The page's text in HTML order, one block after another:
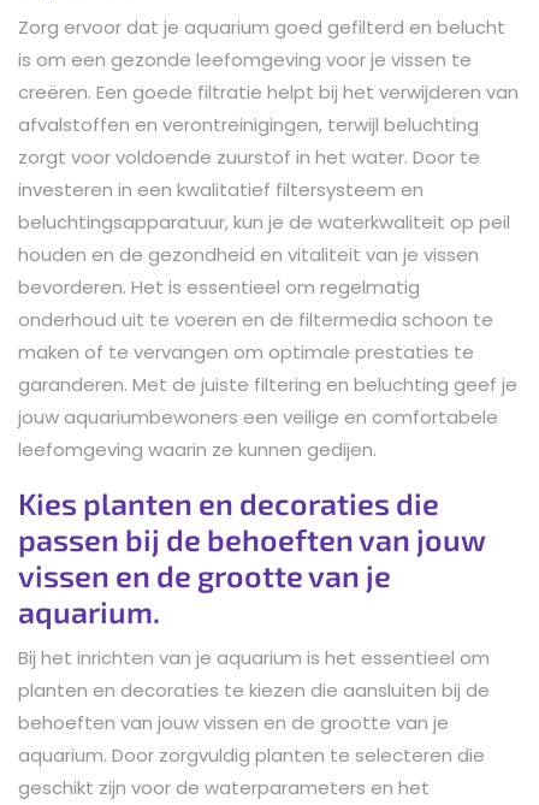
Zorg ervoor dat je aquarium goed gefilterd en belucht
is om een gezonde leefomgeving voor je vissen te
creëren. Een goede filtratie helpt bij het verwijderen van
afvalstoffen en verontreinigingen, terwijl beluchting
zorgt voor voldoende zuurstof in het water. Door te
investeren in een kwalitatief filtersysteem en
beluchtingsapparatuur, kun je de waterkwaliteit op peil
houden en de gezondheid en vitaliteit van je vissen
bevorderen. Het is essentieel om regelmatig
onderhoud uit te voeren en de filtermedia schoon te
maken of te vervangen om optimale prestaties te
garanderen. Met de juiste filtering en beluchting geef je
jouw aquariumbewoners een veilige en comfortabele
leefomgeving waarin ze kunnen gedijen.
Kies planten en decoraties die
passen bij de behoeften van jouw
vissen en de grootte van je
aquarium.
Bij het inrichten van je aquarium is het essentieel om
planten en decoraties te kiezen die aansluiten bij de
behoeften van jouw vissen en de grootte van je
aquarium. Door zorgvuldig planten te selecteren die
geschikt zijn voor de waterparameters en het